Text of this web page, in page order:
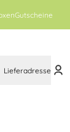
Gutscheine
Lieferadresse